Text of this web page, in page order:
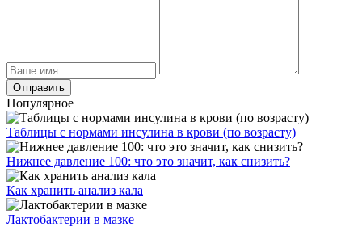
Популярное
Таблицы с нормами инсулина в крови (по возрасту)
Нижнее давление 100: что это значит, как снизить?
Как хранить анализ кала
Лактобактерии в мазке